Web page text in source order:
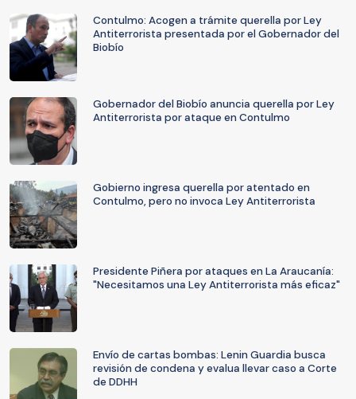
Contulmo: Acogen a trámite querella por Ley
Antiterrorista presentada por el Gobernador del
Biobío
Gobernador del Biobío anuncia querella por Ley
Antiterrorista por ataque en Contulmo
Gobierno ingresa querella por atentado en
Contulmo, pero no invoca Ley Antiterrorista
Presidente Piñera por ataques en La Araucanía:
"Necesitamos una Ley Antiterrorista más eficaz"
Envío de cartas bombas: Lenin Guardia busca
revisión de condena y evalua llevar caso a Corte
de DDHH